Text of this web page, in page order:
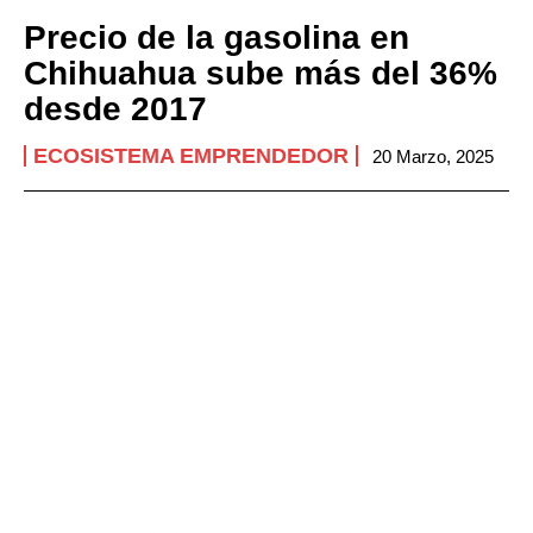
Precio de la gasolina en
Chihuahua sube más del 36%
desde 2017
ECOSISTEMA EMPRENDEDOR 20 Marzo, 2025